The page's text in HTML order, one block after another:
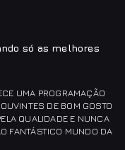
só as melhores
UMA PROGRAMAÇÃO
DE BOM GOSTO
QUALIDADE E NUNCA
FANTÁSTICO MUNDO DA